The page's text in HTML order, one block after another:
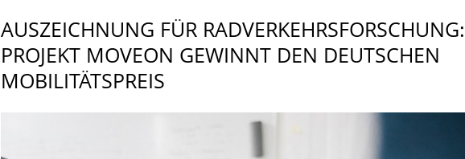
AUSZEICHNUNG FÜR RADVERKEHRSFOR­SCHUNG:
PROJEKT MOVEON GEWINNT DEN DEUTSCHEN
MOBILITÄTSPREIS